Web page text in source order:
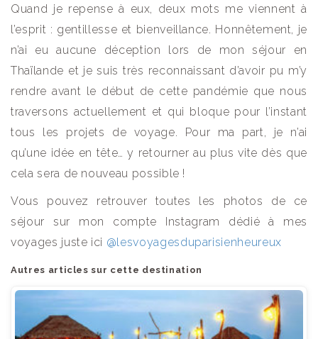
Quand je repense à eux, deux mots me viennent à
l’esprit : gentillesse et bienveillance. Honnêtement, je
n’ai eu aucune déception lors de mon séjour en
Thaïlande et je suis très reconnaissant d’avoir pu m’y
rendre avant le début de cette pandémie que nous
traversons actuellement et qui bloque pour l’instant
tous les projets de voyage. Pour ma part, je n’ai
qu’une idée en tête… y retourner au plus vite dès que
cela sera de nouveau possible !
Vous pouvez retrouver toutes les photos de ce
séjour sur mon compte Instagram dédié à mes
voyages juste ici @lesvoyagesduparisienheureux
Autres articles sur cette destination